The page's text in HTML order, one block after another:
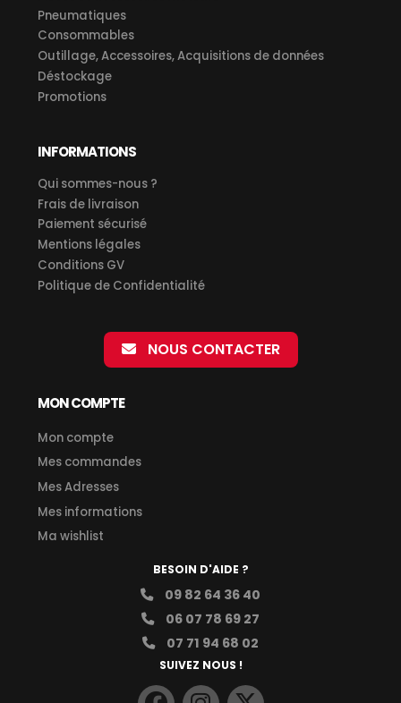
Pneumatiques
Consommables
Outillage, Accessoires, Acquisitions de données
Déstockage
Promotions
INFORMATIONS
Qui sommes-nous ?
Frais de livraison
Paiement sécurisé
Mentions légales
Conditions GV
Politique de Confidentialité
NOUS CONTACTER
MON COMPTE
Mon compte
Mes commandes
Mes Adresses
Mes informations
Ma wishlist
BESOIN D'AIDE ?
09 82 64 36 40
06 07 78 69 27
07 71 94 68 02
SUIVEZ NOUS !